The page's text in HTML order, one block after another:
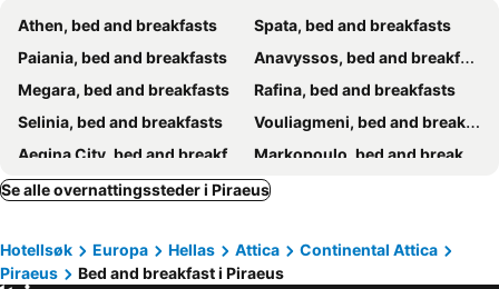
Athen, bed and breakfasts
Spata, bed and breakfasts
Paiania, bed and breakfasts
Anavyssos, bed and breakfasts
Megara, bed and breakfasts
Rafina, bed and breakfasts
Selinia, bed and breakfasts
Vouliagmeni, bed and breakfasts
Aegina City, bed and breakfasts
Markopoulo, bed and breakfasts
Kifissia, bed and breakfasts
Thiva, bed and breakfasts
Faliro, bed and breakfasts
Elefsina, bed and breakfasts
Se alle overnattingssteder i Piraeus
Hotellsøk Europa Hellas Attica
Continental Attica
Piraeus
Bed and breakfast i Piraeus